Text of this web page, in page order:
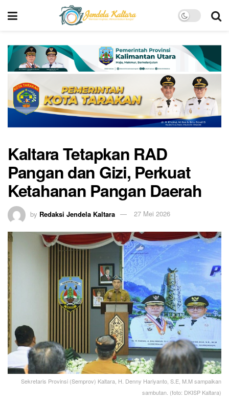
Kaltara Tetapkan RAD
Pangan dan Gizi, Perkuat
Ketahanan Pangan Daerah
by Redaksi Jendela Kaltara 27 Mei 2026
Sekretaris Provinsi (Semprov) Kaltara, H. Denny Hariyanto, S.E, M.M sampaikan
sambutan. (foto: DKISP Kaltara)